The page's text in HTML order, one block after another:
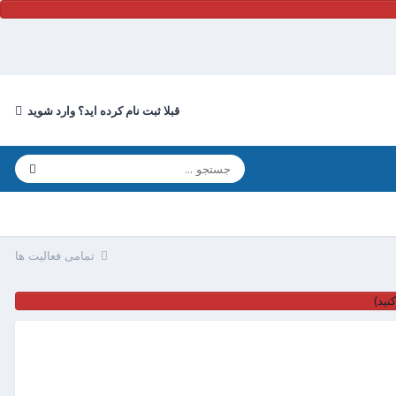
قبلا ثبت نام کرده اید؟ وارد شوید
تمامی فعالیت ها